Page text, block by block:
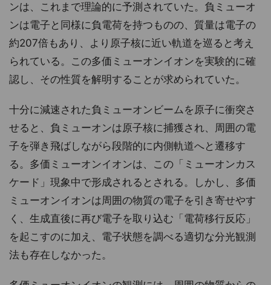
ンは、これまで理論的に予測されていた。負ミューオ
ンは電子と同様に負電荷を持つものの、質量は電子の
約207倍もあり、より原子核に近い軌道を巡ると考え
られている。この多価ミューオンイオンを実験的に確
認し、その性質を解明することが求められていた。
十分に減速された負ミューオンビームを原子に衝突さ
せると、負ミューオンは原子核に捕獲され、周囲の電
子を弾き飛ばしながら段階的に内側軌道へと遷移す
る。多価ミューオンイオンは、この「ミューオンカス
ケード」現象中で形成されるとされる。しかし、多価
ミューオンイオンは周囲の物質の電子を引き寄せやす
く、生成直後に再び電子を取り込む「電荷移行反応」
を起こすのに加え、電子状態を調べる適切な分光観測
法も存在しなかった。